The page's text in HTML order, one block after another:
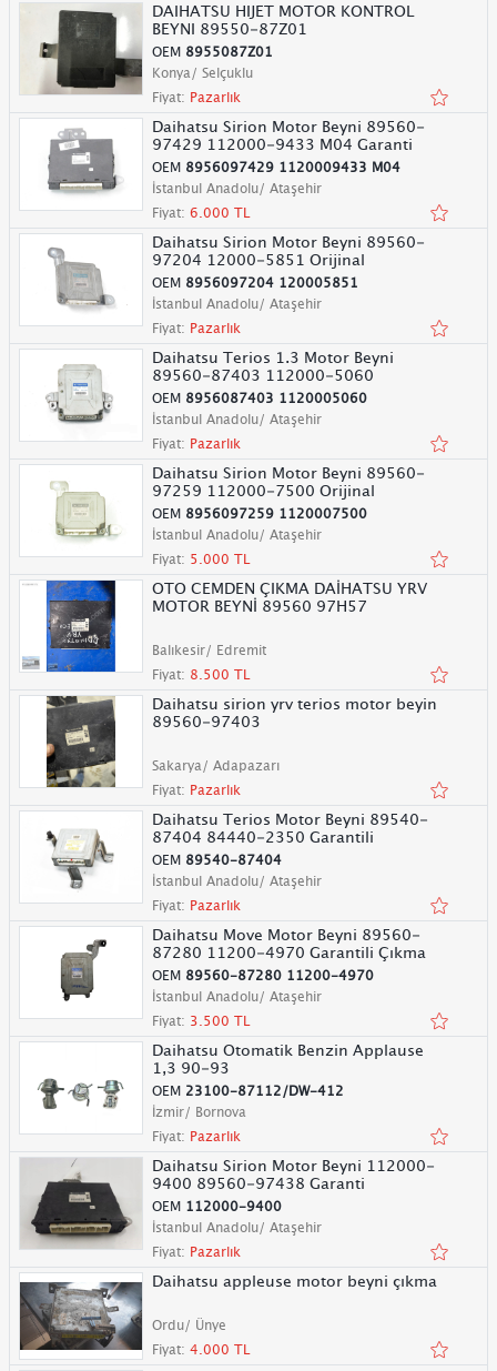
DAIHATSU HIJET MOTOR KONTROL
BEYNI 89550-87Z01
OEM 8955087Z01
Konya/ Selçuklu
Fiyat: Pazarlık
Daihatsu Sirion Motor Beyni 89560-
97429 112000-9433 M04 Garanti
OEM 8956097429 1120009433 M04
İstanbul Anadolu/ Ataşehir
Fiyat: 6.000 TL
Daihatsu Sirion Motor Beyni 89560-
97204 12000-5851 Orijinal
OEM 8956097204 120005851
İstanbul Anadolu/ Ataşehir
Fiyat: Pazarlık
Daihatsu Terios 1.3 Motor Beyni
89560-87403 112000-5060
OEM 8956087403 1120005060
İstanbul Anadolu/ Ataşehir
Fiyat: Pazarlık
Daihatsu Sirion Motor Beyni 89560-
97259 112000-7500 Orijinal
OEM 8956097259 1120007500
İstanbul Anadolu/ Ataşehir
Fiyat: 5.000 TL
OTO CEMDEN ÇIKMA DAİHATSU YRV
MOTOR BEYNİ 89560 97H57
Balıkesir/ Edremit
Fiyat: 8.500 TL
Daihatsu sirion yrv terios motor beyin
89560-97403
Sakarya/ Adapazarı
Fiyat: Pazarlık
Daihatsu Terios Motor Beyni 89540-
87404 84440-2350 Garantili
OEM 89540-87404
İstanbul Anadolu/ Ataşehir
Fiyat: Pazarlık
Daihatsu Move Motor Beyni 89560-
87280 11200-4970 Garantili Çıkma
OEM 89560-87280 11200-4970
İstanbul Anadolu/ Ataşehir
Fiyat: 3.500 TL
Daihatsu Otomatik Benzin Applause
1,3 90-93
OEM 23100-87112/DW-412
İzmir/ Bornova
Fiyat: Pazarlık
Daihatsu Sirion Motor Beyni 112000-
9400 89560-97438 Garanti
OEM 112000-9400
İstanbul Anadolu/ Ataşehir
Fiyat: Pazarlık
Daihatsu appleuse motor beyni çıkma
Ordu/ Ünye
Fiyat: 4.000 TL